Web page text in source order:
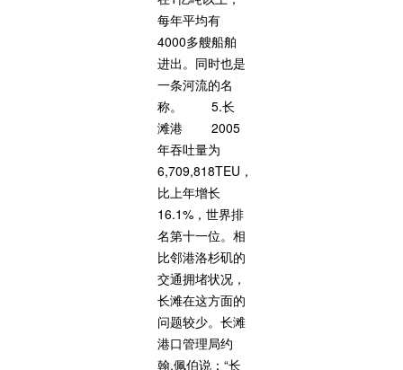
每年平均有
4000多艘船舶
进出。同时也是
一条河流的名
称。 5.长
滩港 2005
年吞吐量为
6,709,818TEU，
比上年增长
16.1%，世界排
名第十一位。相
比邻港洛杉矶的
交通拥堵状况，
长滩在这方面的
问题较少。长滩
港口管理局约
翰.佩伯说：“长